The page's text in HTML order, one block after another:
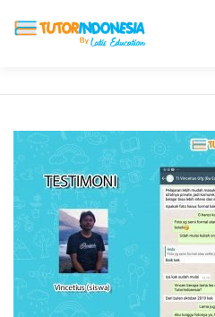
BIAYA LES TESTIMONI
BLOG DAFTAR SEKOLAH